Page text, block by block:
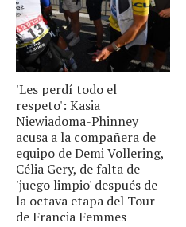
'Les perdí todo el
respeto': Kasia
Niewiadoma-Phinney
acusa a la compañera de
equipo de Demi Vollering,
Célia Gery, de falta de
'juego limpio' después de
la octava etapa del Tour
de Francia Femmes